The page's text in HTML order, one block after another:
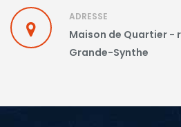
ADRESSE
Maison de Quartier -
Grande-Synthe